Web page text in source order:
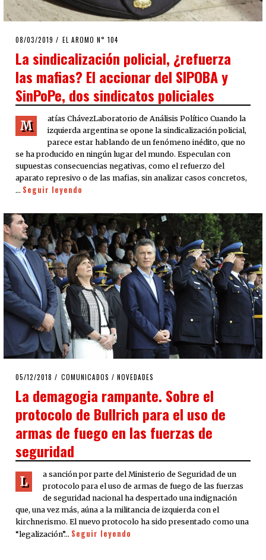
POSTED
08/03/2019 08/03/2019
EL AROMO N° 104
La sindicalización policial, ¿refuerza
las mafias? El accionar del SIPOBA y
SinPoPe, dos sindicatos policiales
M
atías ChávezLaboratorio de Análisis Político Cuando la
izquierda argentina se opone la sindicalización policial,
parece estar hablando de un fenómeno inédito, que no
se ha producido en ningún lugar del mundo. Especulan con
supuestas consecuencias negativas, como el refuerzo del
aparato represivo o de las mafias, sin analizar casos concretos,
… Seguir leyendo
POSTED
05/12/2018 COMUNICADOS / NOVEDADES
La demagogia rampante. Sobre el
protocolo de Bullrich para el uso de
armas de fuego en las fuerzas de
seguridad
L
a sanción por parte del Ministerio de Seguridad de un
protocolo para el uso de armas de fuego de las fuerzas
de seguridad nacional ha despertado una indignación
que, una vez más, aúna a la militancia de izquierda con el
kirchnerismo. El nuevo protocolo ha sido presentado como una
“legalización”… Seguir leyendo